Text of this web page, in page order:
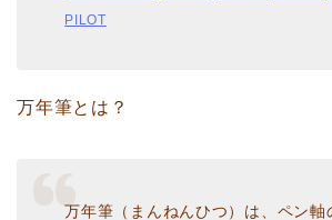
PILOT
万年筆とは？
万年筆（まんねんひつ）は、ペン軸